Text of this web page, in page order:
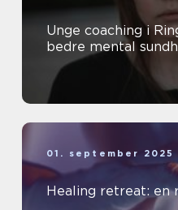
Unge coaching i
bedre mental
01. september 2025
Healing retreat: en